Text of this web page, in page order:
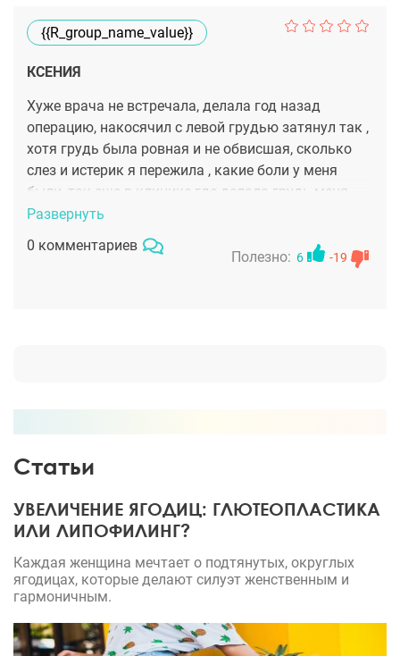
{{r_group_name_value}}
КСЕНИЯ
Хуже врача не встречала, делала год назад
операцию, накосячил с левой грудью затянул так ,
хотя грудь была ровная и не обвисшая, сколько
слез и истерик я пережила , какие боли у меня
были, так еще в клинике где делала грудь меня
обокрали , он наплевательски отнессч к этой
ситуации, грудь очень болела весь год, пришлось
переделывать у другого врача, что могу сказать
Развернуть
0 комментариев
Полезно: 6 -19
Статьи
УВЕЛИЧЕНИЕ ЯГОДИЦ: ГЛЮТЕОПЛАСТИКА
ИЛИ ЛИПОФИЛИНГ?
Каждая женщина мечтает о подтянутых, округлых
ягодицах, которые делают силуэт женственным и
гармоничным.